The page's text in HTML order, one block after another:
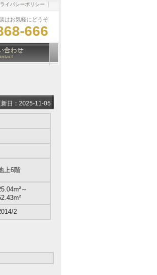
はお気軽にどうぞ
666
イバシーポリシー
合わせ
新日：2025-11-05
上6階
～
2